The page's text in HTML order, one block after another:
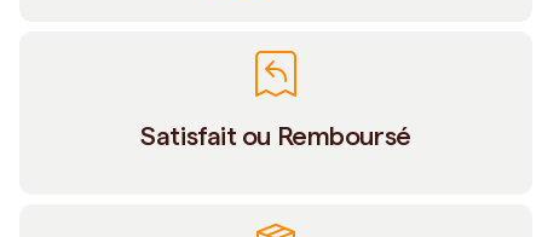
Satisfait ou Remboursé